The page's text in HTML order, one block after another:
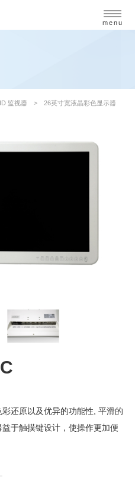
menu
监视器 26英寸宽液晶彩色显示器
还原以及优异的功能性, 平滑的
于触摸键设计，使操作更加便